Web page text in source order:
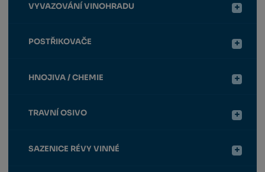
VYVAZOVÁNÍ VINOHRADU
POSTŘIKOVAČE
HNOJIVA / CHEMIE
TRAVNÍ OSIVO
SAZENICE RÉVY VINNÉ